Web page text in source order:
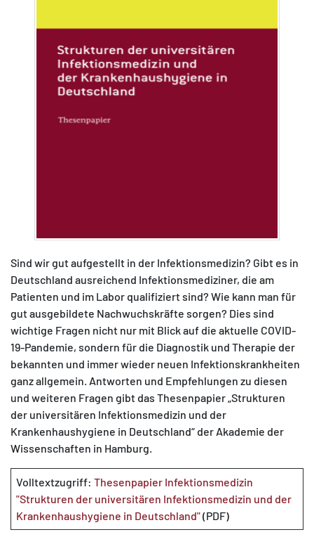
Sind wir gut aufgestellt in der Infektionsmedizin? Gibt es in
Deutschland ausreichend Infektionsmediziner, die am
Patienten und im Labor qualifiziert sind? Wie kann man für
gut ausgebildete Nachwuchskräfte sorgen? Dies sind
wichtige Fragen nicht nur mit Blick auf die aktuelle COVID-
19-Pandemie, sondern für die Diagnostik und Therapie der
bekannten und immer wieder neuen Infektionskrankheiten
ganz allgemein. Antworten und Empfehlungen zu diesen
und weiteren Fragen gibt das Thesenpapier „Strukturen
der universitären Infektionsmedizin und der
Krankenhaushygiene in Deutschland“ der Akademie der
Wissenschaften in Hamburg.
Volltextzugriff: Thesenpapier Infektionsmedizin
"Strukturen der universitären Infektionsmedizin und der
Krankenhaushygiene in Deutschland"(PDF)